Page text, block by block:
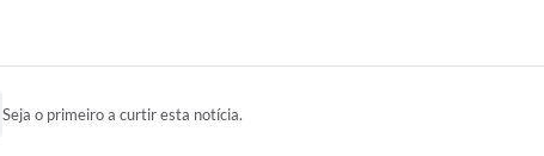
Seja o primeiro a curtir esta notícia.